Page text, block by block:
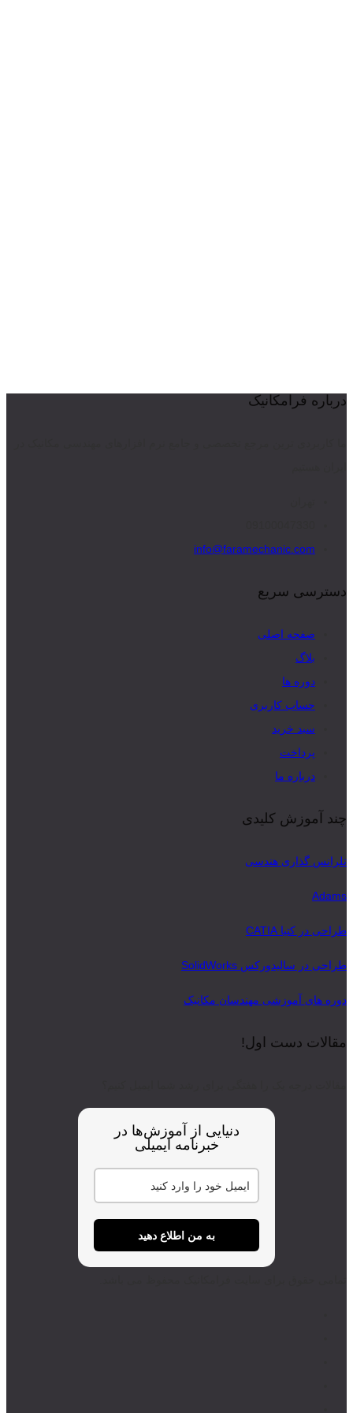
درباره فرامکانیک
info@faramechanic.com
دسترسی سریع
صفحه اصلی
بلاگ
دوره ها
حساب کاربری
سبد خرید
پرداخت
درباره ما
چند آموزش کلیدی
تلرانس گذاری هندسی
Adams
طراحی در کتیا CATIA
طراحی در سالیدورکس SolidWorks
دوره های آموزشی مهندسان مکانیک
مقالات دست اول!
دنیایی از آموزش‌ها در
خبرنامه ایمیلی
به من اطلاع دهید